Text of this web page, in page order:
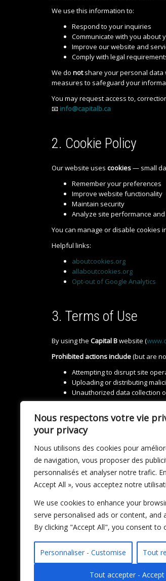
Nous respectons votre vie
your privacy
Nous utilisons des cookies pour
de navigation, vous proposer des
personnalisés et analyser notre trafic.
Accept All », vous acceptez notre
We use cookies to enhance your
serve personalised ads or content, and
By clicking "Accept All", you consent to
Personnaliser - Customise Tout
Tout accepter - Accept
We use this information to:
Respond to your inquiries
Communicate with you about
Improve our website and
Comply with legal
We do notshare your personal data
measures to safeguard your
You may request access to,
📧 info@capitalb.ca
2. Cookie Policy
Our website uses cookies— small
Remember your preferences
Improve website functionality
Maintain security
Analyze site performance
You can manage or disable cookies
Helpful links:
aboutcookies.org
allaboutcookies.org
Opt-out of Google Analytics
3. Terms of Use
By using the Capital Bwebsite (
Prohibited actions include(but are
Attempting to disrupt site
Uploading or distributing
Unauthorized data collection
Our site may contain links to third-
All content is provided for general
4. Legal Notice
Business Name:Capital B
Website:www.capitalb.ca
All content on this website —
© All rights reserved.Reproduction,